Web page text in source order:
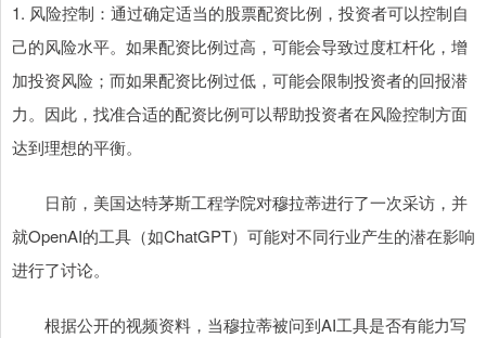
1. 风险控制：通过确定适当的股票配资比例，投资者可以控制自
己的风险水平。如果配资比例过高，可能会导致过度杠杆化，增
加投资风险；而如果配资比例过低，可能会限制投资者的回报潜
力。因此，找准合适的配资比例可以帮助投资者在风险控制方面
达到理想的平衡。
日前，美国达特茅斯工程学院对穆拉蒂进行了一次采访，并
就OpenAI的工具（如ChatGPT）可能对不同行业产生的潜在影响
进行了讨论。
根据公开的视频资料，当穆拉蒂被问到AI工具是否有能力写